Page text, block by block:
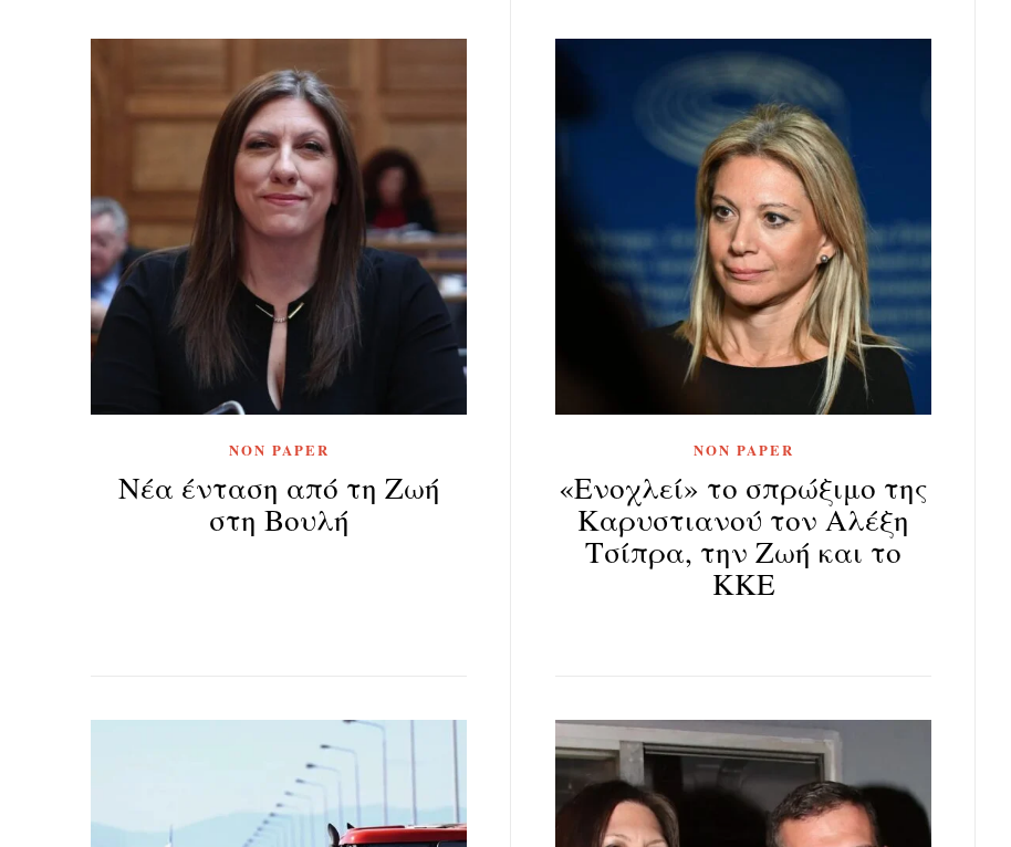
NON PAPER
Νέα ένταση από τη Ζωή
στη Βουλή
NON PAPER
«Ενοχλεί» το σπρώξιμο της
Καρυστιανού τον Αλέξη
Τσίπρα, την Ζωή και το
ΚΚΕ